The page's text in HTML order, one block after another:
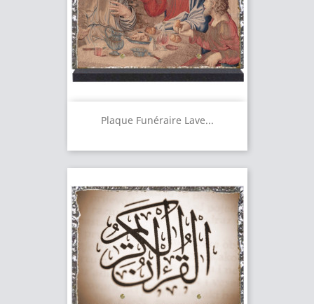
Plaque Funéraire Lave...